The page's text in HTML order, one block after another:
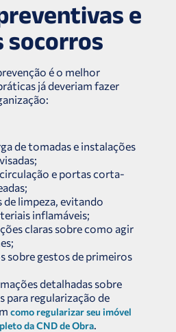
e
socorros
é o melhor
já deveriam fazer
de tomadas e instalações
e portas corta-
de limpeza, evitando
inflamáveis;
claras sobre como agir
sobre gestos de primeiros
detalhadas sobre
para regularização de
como regularizar seu imóvel
da CND de Obra.